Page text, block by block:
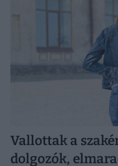
Vallottak a
dolgozók,